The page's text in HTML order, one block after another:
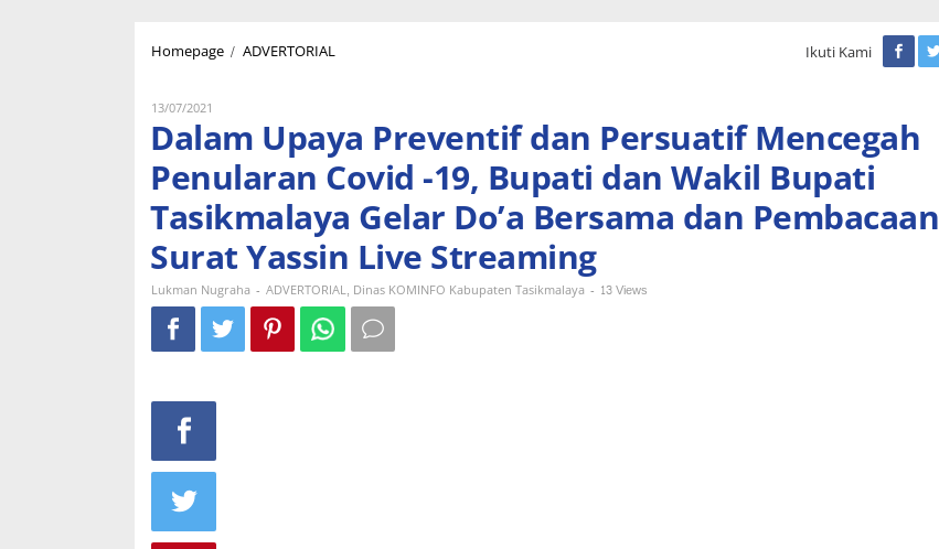
Homepage / ADVERTORIALDalam
Persuatif
Mencegah
Penularan
Covid
-19,
Bupati
dan
Wakil
Bupati
Tasikmalaya
Gelar
Do'a
Ikuti Kami
13/07/2021
Nugraha
Dalam Upaya Preventif dan Persuatif Mencegah
Penularan Covid -19, Bupati dan Wakil Bupati
Tasikmalaya Gelar Do’a Bersama dan Pembacaan
Surat Yassin Live Streaming
Lukman Nugraha - ADVERTORIAL, Dinas KOMINFO Kabupaten Tasikmalaya - 13 Views